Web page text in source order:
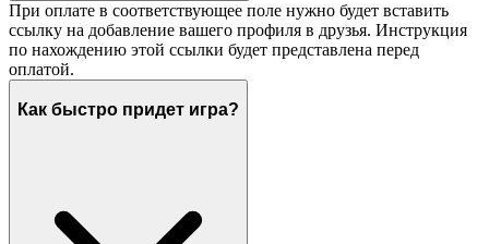
При оплате в соответствующее поле нужно будет вставить
ссылку на добавление вашего профиля в друзья. Инструкция
по нахождению этой ссылки будет представлена перед
оплатой.
Как быстро придет игра?